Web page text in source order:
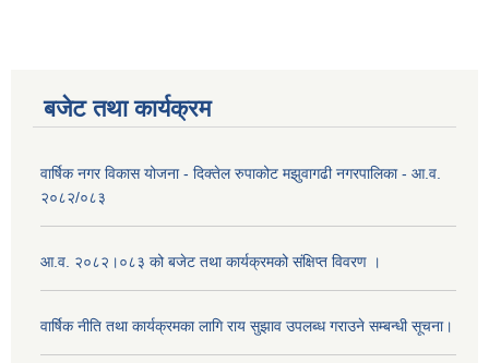
बजेट तथा कार्यक्रम
वार्षिक नगर विकास योजना - दिक्तेल रुपाकोट मझुवागढी नगरपालिका - आ.व.
२०८२/०८३
आ.व. २०८२।०८३ को बजेट तथा कार्यक्रमको संक्षिप्त विवरण ।
वार्षिक नीति तथा कार्यक्रमका लागि राय सुझाव उपलब्ध गराउने सम्बन्धी सूचना।